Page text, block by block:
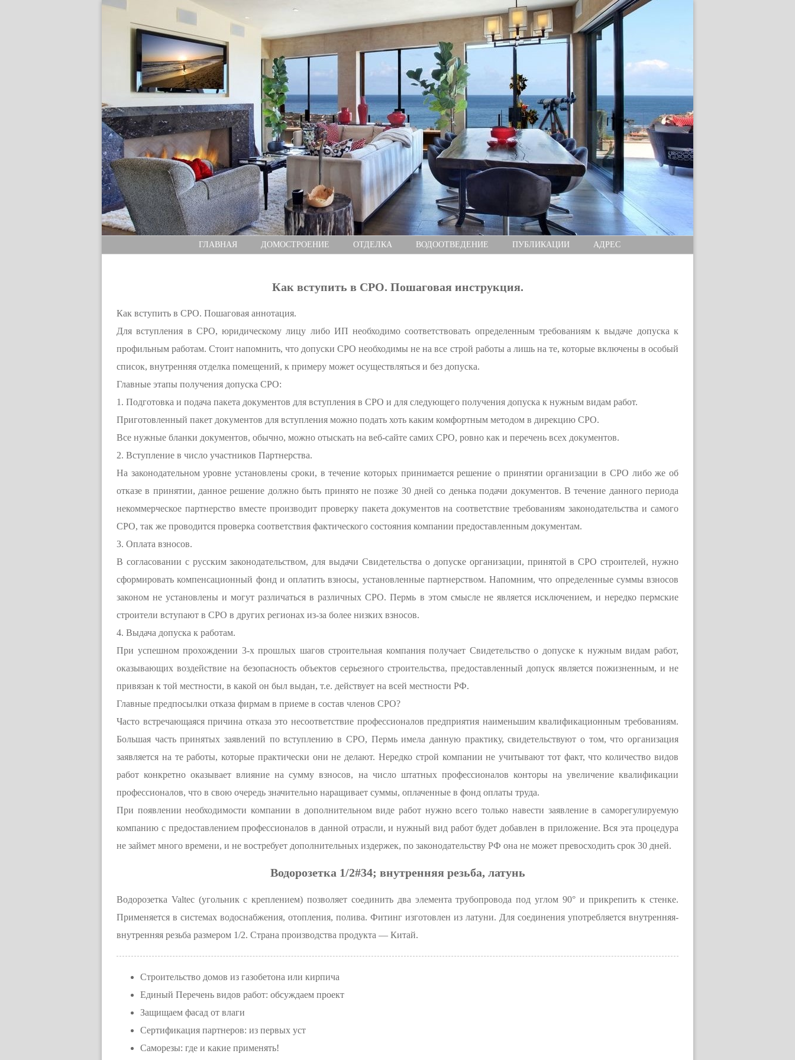
ГЛАВНАЯ ДОМОСТРОЕНИЕ ОТДЕЛКА ВОДООТВЕДЕНИЕ ПУБЛИКАЦИИ АДРЕС
Как вступить в СРО. Пошаговая инструкция.
Как вступить в СРО. Пошаговая аннотация.
Для вступления в СРО, юридическому лицу либо ИП необходимо соответствовать определенным требованиям к выдаче допуска к
профильным работам. Стоит напомнить, что допуски СРО необходимы не на все строй работы а лишь на те, которые включены в особый
список, внутренняя отделка помещений, к примеру может осуществляться и без допуска.
Главные этапы получения допуска СРО:
1. Подготовка и подача пакета документов для вступления в СРО и для следующего получения допуска к нужным видам работ.
Приготовленный пакет документов для вступления можно подать хоть каким комфортным методом в дирекцию СРО.
Все нужные бланки документов, обычно, можно отыскать на веб-сайте самих СРО, ровно как и перечень всех документов.
2. Вступление в число участников Партнерства.
На законодательном уровне установлены сроки, в течение которых принимается решение о принятии организации в СРО либо же об
отказе в принятии, данное решение должно быть принято не позже 30 дней со денька подачи документов. В течение данного периода
некоммерческое партнерство вместе производит проверку пакета документов на соответствие требованиям законодательства и самого
СРО, так же проводится проверка соответствия фактического состояния компании предоставленным документам.
3. Оплата взносов.
В согласовании с русским законодательством, для выдачи Свидетельства о допуске организации, принятой в СРО строителей, нужно
сформировать компенсационный фонд и оплатить взносы, установленные партнерством. Напомним, что определенные суммы взносов
законом не установлены и могут различаться в различных СРО. Пермь в этом смысле не является исключением, и нередко пермские
строители вступают в СРО в других регионах из-за более низких взносов.
4. Выдача допуска к работам.
При успешном прохождении 3-х прошлых шагов строительная компания получает Свидетельство о допуске к нужным видам работ,
оказывающих воздействие на безопасность объектов серьезного строительства, предоставленный допуск является пожизненным, и не
привязан к той местности, в какой он был выдан, т.е. действует на всей местности РФ.
Главные предпосылки отказа фирмам в приеме в состав членов СРО?
Часто встречающаяся причина отказа это несоответствие профессионалов предприятия наименьшим квалификационным требованиям.
Большая часть принятых заявлений по вступлению в СРО, Пермь имела данную практику, свидетельствуют о том, что организация
заявляется на те работы, которые практически они не делают. Нередко строй компании не учитывают тот факт, что количество видов
работ конкретно оказывает влияние на сумму взносов, на число штатных профессионалов конторы на увеличение квалификации
профессионалов, что в свою очередь значительно наращивает суммы, оплаченные в фонд оплаты труда.
При появлении необходимости компании в дополнительном виде работ нужно всего только навести заявление в саморегулируемую
компанию с предоставлением профессионалов в данной отрасли, и нужный вид работ будет добавлен в приложение. Вся эта процедура
не займет много времени, и не востребует дополнительных издержек, по законодательству РФ она не может превосходить срок 30 дней.
Водорозетка 1/2#34; внутренняя резьба, латунь
Водорозетка Valtec (угольник с креплением) позволяет соединить два элемента трубопровода под углом 90° и прикрепить к стенке.
Применяется в системах водоснабжения, отопления, полива. Фитинг изготовлен из латуни. Для соединения употребляется внутренняя-
внутренняя резьба размером 1/2. Страна производства продукта — Китай.
Строительство домов из газобетона или кирпича
Единый Перечень видов работ: обсуждаем проект
Защищаем фасад от влаги
Сертификация партнеров: из первых уст
Саморезы: где и какие применять!